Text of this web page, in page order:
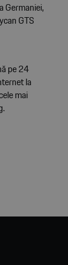
Germaniei,
GTS
pe 24
la
mai